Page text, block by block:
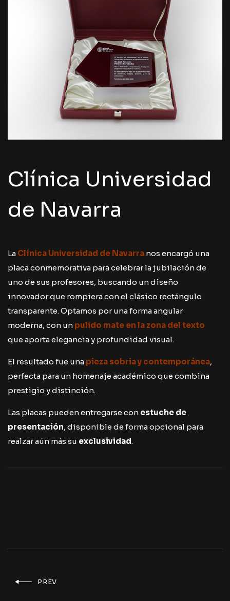
Clínica Universidad
de Navarra
La Clínica Universidad de Navarra nos encargó una
placa conmemorativa para celebrar la jubilación de
uno de sus profesores, buscando un diseño
innovador que rompiera con el clásico rectángulo
transparente. Optamos por una forma angular
moderna, con un pulido mate en la zona del texto
que aporta elegancia y profundidad visual.
El resultado fue una pieza sobria y contemporánea,
perfecta para un homenaje académico que combina
prestigio y distinción.
Las placas pueden entregarse con estuche de
presentación, disponible de forma opcional para
realzar aún más su exclusividad.
PREV